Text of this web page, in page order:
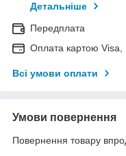
Детальніше
Передплата
Оплата картою
Всі умови оплати
Умови повернення
Повернення товару